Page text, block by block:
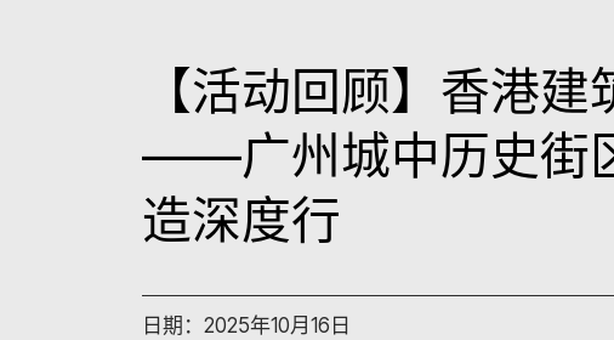
【活动回顾】香港
——广州城中历史街
造深度行
日期：2025年10月16日